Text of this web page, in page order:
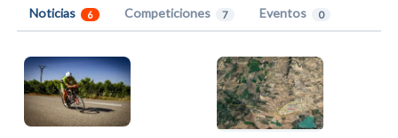
Noticias 6 Competiciones 7 Eventos 0